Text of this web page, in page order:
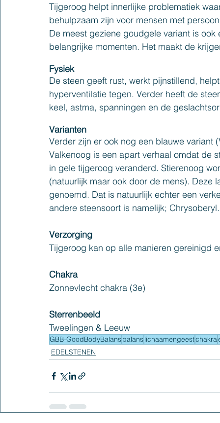
Tijgeroog helpt innerlijke problematiek
behulpzaam zijn voor mensen met
De meest geziene goudgele variant is
belangrijke momenten. Het maakt de
Fysiek
De steen geeft rust, werkt pijnstillend,
hyperventilatie tegen. Verder heeft de
keel, astma, spanningen en de
Varianten
Verder zijn er ook nog een blauwe variant
Valkenoog is een apart verhaal omdat de
in gele tijgeroog veranderd. Stierenoog
(natuurlijk maar ook door de mens). Deze
genoemd. Dat is natuurlijk echter een
andere steensoort is namelijk; Chrysoberyl.
Verzorging
Tijgeroog kan op alle manieren gereinigd
Chakra
Zonnevlecht chakra (3e)
Sterrenbeeld
Tweelingen & Leeuw
GBB-GoodBodyBalansbalanslichaamengeestchakra
EDELSTENEN